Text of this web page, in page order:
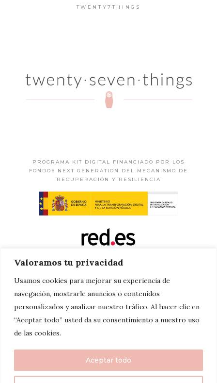
Valoramos tu privacidad
Usamos cookies para mejorar su experiencia de
navegación, mostrarle anuncios o contenidos
personalizados y analizar nuestro tráfico. Al hacer clic en
“Aceptar todo” usted da su consentimiento a nuestro uso
de las cookies.
Aceptar todo
TWENTY7THINGS
PROGRAMA KIT DIGITAL FINANCIADO POR LOS
FONDOS NEXT GENERATION DEL MECANISMO DE
RECUPERACIÓN Y RESILIENCIA